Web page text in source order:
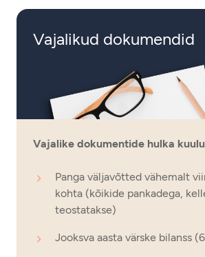
Vajalikud dokumendid
Vajalike dokumentide hulka
Panga väljavõtted vähemalt
kohta (kõikide pankadega,
teostatakse)
Jooksva aasta värske bilanss